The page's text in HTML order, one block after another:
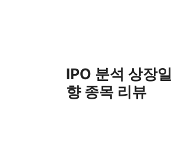
IPO 분석 상장
향 종목 리뷰